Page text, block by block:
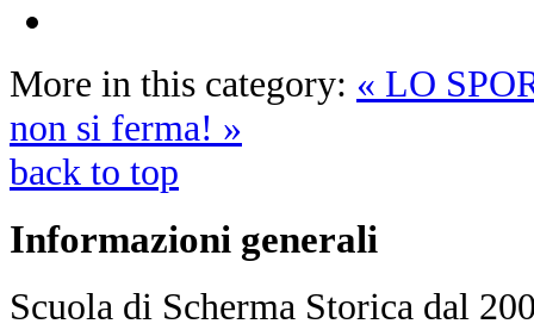
More in this category: « LO
non si ferma! »
back to top
Informazioni generali
Scuola di Scherma Storica dal